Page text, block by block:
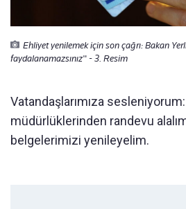
Ehliyet yenilemek için son çağrı: Bakan
faydalanamazsınız" - 3. Resim
Vatandaşlarımıza
müdürlüklerinden randevu
belgelerimizi yenileyelim.